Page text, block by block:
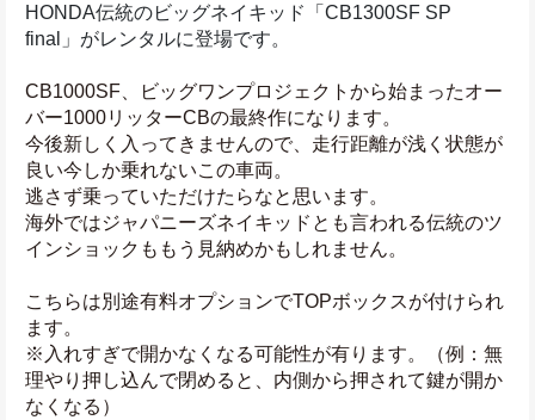
HONDA伝統のビッグネイキッド「CB1300SF SP
final」がレンタルに登場です。
CB1000SF、ビッグワンプロジェクトから始まったオー
バー1000リッターCBの最終作になります。
今後新しく入ってきませんので、走行距離が浅く状態が
良い今しか乗れないこの車両。
逃さず乗っていただけたらなと思います。
海外ではジャパニーズネイキッドとも言われる伝統のツ
インショックももう見納めかもしれません。
こちらは別途有料オプションでTOPボックスが付けられ
ます。
※入れすぎで開かなくなる可能性が有ります。（例：無
理やり押し込んで閉めると、内側から押されて鍵が開か
なくなる）